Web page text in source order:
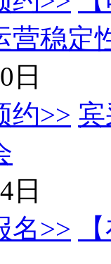
营稳定
日
约>>
日
名>>